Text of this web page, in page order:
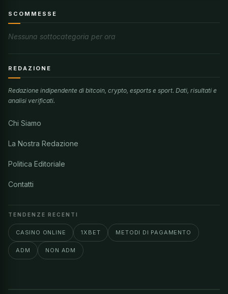
SCOMMESSE
Nessuna sottocategoria per ora
REDAZIONE
Redazione indipendente di bitcoin, crypto, esports e sport. Dati, risultati e
analisi verificati.
Chi Siamo
La Nostra Redazione
Politica Editoriale
Contatti
TENDENZE RECENTI
CASINO ONLINE 1XBET METODI DI PAGAMENTO
ADM NON ADM